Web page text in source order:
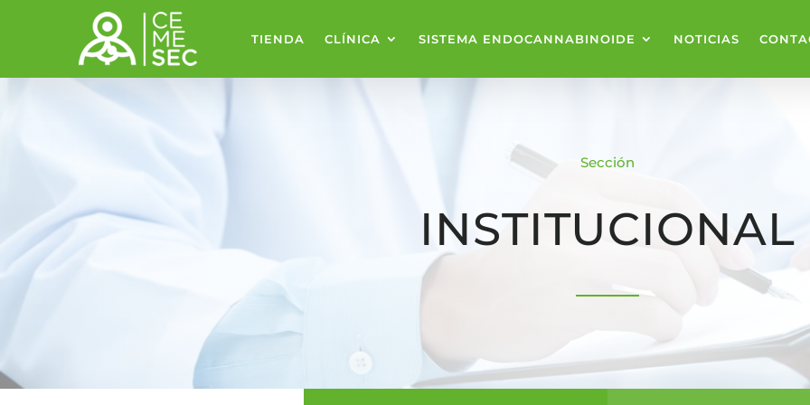
TIENDA CLÍNICA SISTEMA ENDOCANNABINOIDE NOTICIAS
Sección
INSTITUCIONAL